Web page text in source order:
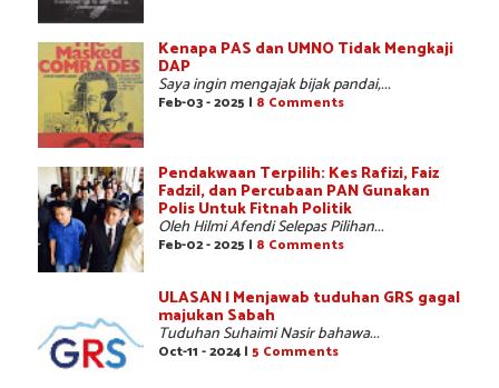
Kenapa PAS dan UMNO Tidak Mengkaji
DAP
Saya ingin mengajak bijak pandai,...
Feb-03 - 2025 | 8 Comments
Pendakwaan Terpilih: Kes Rafizi, Faiz
Fadzil, dan Percubaan PAN Gunakan
Polis Untuk Fitnah Politik
Oleh Hilmi Afendi Selepas Pilihan...
Feb-02 - 2025 | 8 Comments
ULASAN | Menjawab tuduhan GRS gagal
majukan Sabah
Tuduhan Suhaimi Nasir bahawa...
Oct-11 - 2024 | 5 Comments